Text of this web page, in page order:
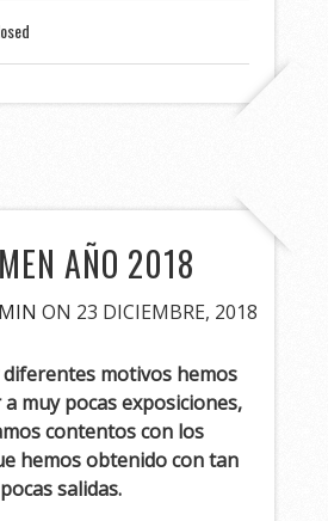
AÑO 2018
ON 23 DICIEMBRE, 2018
motivos hemos
muy pocas exposiciones,
contentos con los
hemos obtenido con tan
pocas salidas.